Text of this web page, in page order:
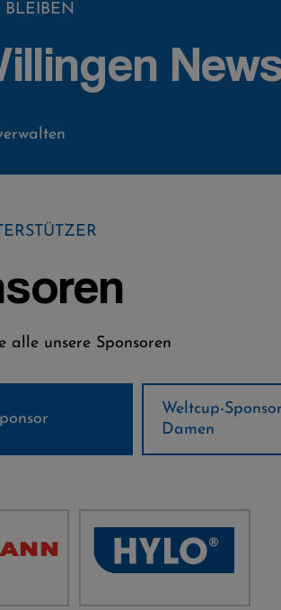
BLEIBEN
alle unsere Sponsoren
Sponsoren
Weltcup-
Herren